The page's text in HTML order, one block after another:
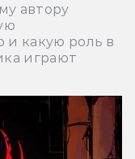
автору
какую роль в
играют